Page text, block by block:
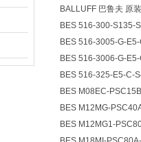
BALLUFF 巴鲁夫 原
BES 516-300-S135-
BES 516-3005-G-
BES 516-3006-G-
BES 516-325-E5-C-
BES M08EC-
BES M12MG-
BES M12MG1-